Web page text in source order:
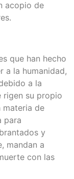
acopio de
que han hecho
a la humanidad,
a la
rigen su propio
materia de
para
y
mandan a
con las